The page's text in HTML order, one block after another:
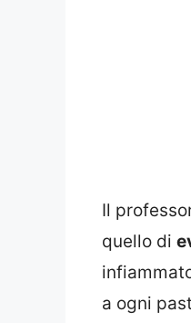
Il
quello di
a ogni